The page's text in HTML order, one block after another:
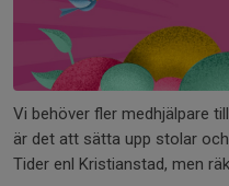
Vi behöver fler medhjälpare till
är det att sätta upp stolar
Tider enl Kristianstad, men